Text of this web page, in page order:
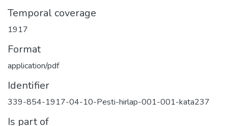
Temporal coverage
1917
Format
application/pdf
Identifier
339-854-1917-04-10-Pesti-hirlap-001-001-kata237
Is part of